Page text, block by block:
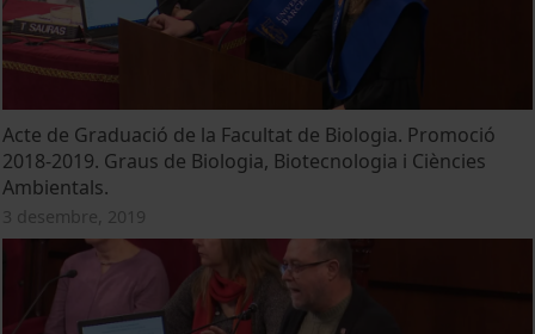
Acte de Graduació de la Facultat de Biologia. Promoció
2018-2019. Graus de Biologia, Biotecnologia i Ciències
Ambientals.
3 desembre, 2019